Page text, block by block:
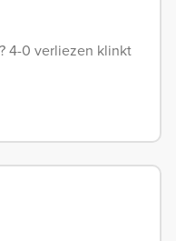
4-0 verliezen klinkt